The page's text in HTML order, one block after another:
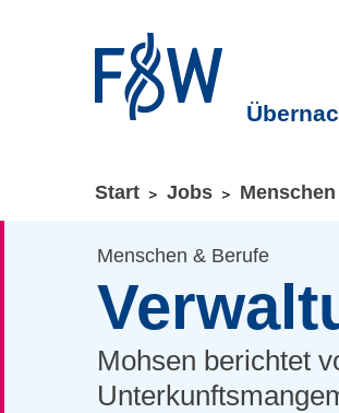
ZUM HAUPTINHALT SPRINGEN
Sie befinden sich hier:
Start Jobs
Menschen & Berufe
Mohsen berichtet